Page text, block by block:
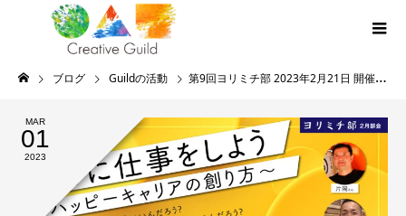
ブログ Guildの活動 第9回ヨリミチ部 2023年2月21日 開催レポート
MAR
01
2023